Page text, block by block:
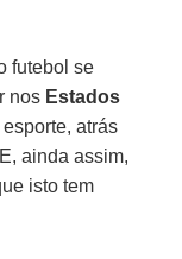
futebol se
nos Estados
atrás
ainda assim,
isto tem